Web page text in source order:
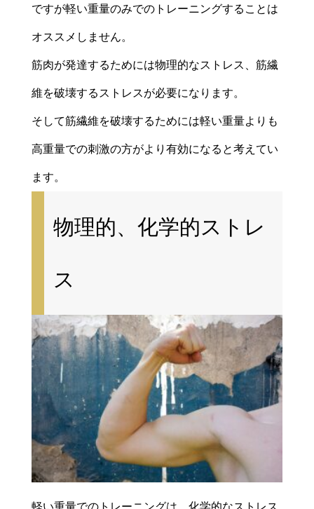
ですが軽い重量のみでのトレーニングすることは
オススメしません。
筋肉が発達するためには物理的なストレス、筋繊
維を破壊するストレスが必要になります。
そして筋繊維を破壊するためには軽い重量よりも
高重量での刺激の方がより有効になると考えてい
ます。
物理的、化学的ストレ
ス
軽い重量でのトレーニングは、化学的なストレス